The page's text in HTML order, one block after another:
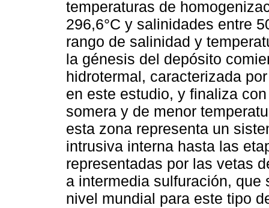
temperaturas de
296,6°C y salinidades entre
rango de salinidad y
la génesis del depósito
hidrotermal, caracterizada
en este estudio, y finaliza
somera y de menor
esta zona representa un
intrusiva interna hasta las
representadas por las vetas
a intermedia sulfuración,
nivel mundial para este tipo